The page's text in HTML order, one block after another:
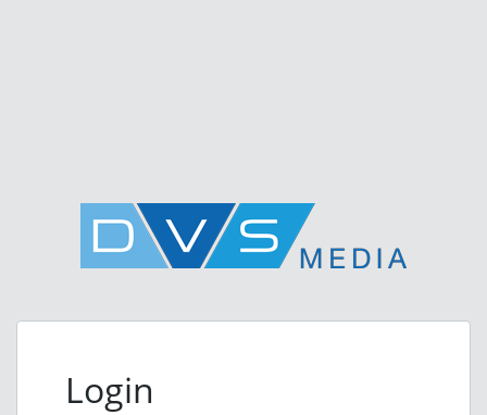
Login